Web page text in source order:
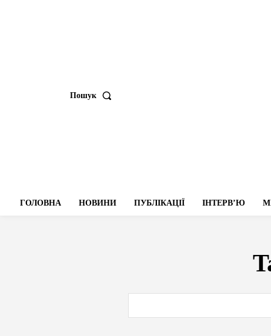
Пошук
ГОЛОВНА НОВИНИ ПУБЛІКАЦІЇ ІНТЕРВʼЮ